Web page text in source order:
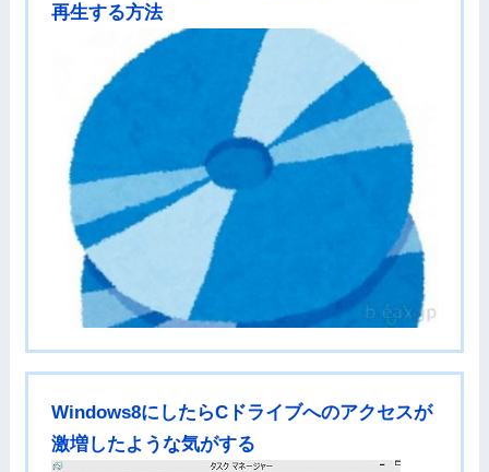
再生する方法
Windows8にしたらCドライブへのアクセスが
激増したような気がする